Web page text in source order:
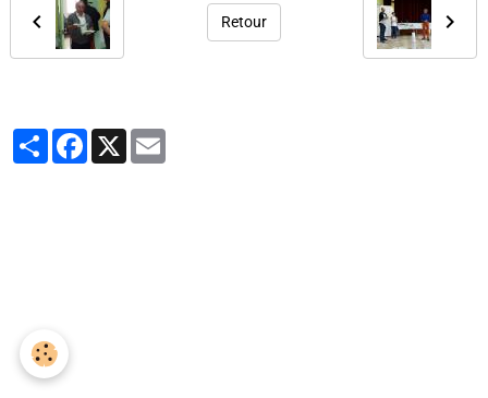
Retour
PartagerFacebook
X